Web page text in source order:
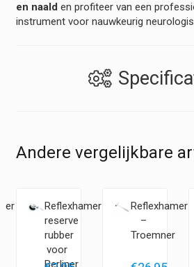
en naald en profiteer van een
instrument voor nauwkeurig
Andere vergelijkbare
Reflexhamer
reserve
rubber
voor
Berliner
Reflexhamer
–
Troemner